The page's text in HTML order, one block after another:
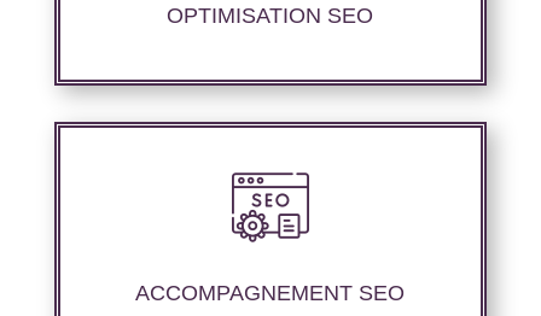
OPTIMISATION SEO
les performances de référencement.
ACCOMPAGNEMENT SEO
Nous offrons un suivi et un rapport de
positionnement détaillé pour vous aider à
nous avons mise en place.